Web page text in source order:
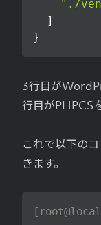
"./
]
}
3行目が
行目がPHPCS
これで以下の
きます。